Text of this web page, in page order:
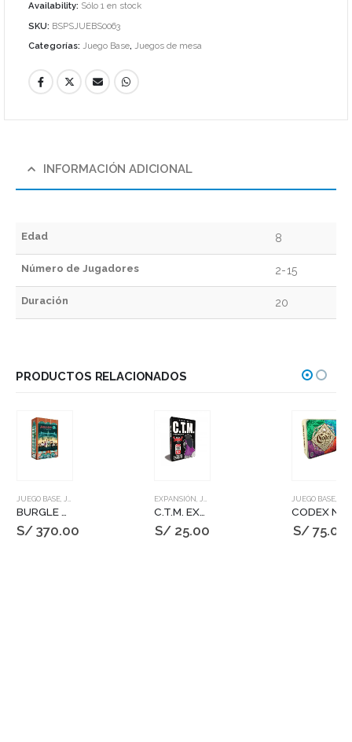
Availability: Sólo 1 en stock
SKU: BSPSJUEBS0063
Categorías: Juego Base, Juegos de mesa
INFORMACIÓN ADICIONAL
Edad 8
Número de Jugadores 2-15
Duración 20
PRODUCTOS RELACIONADOS
JUEGO BASE, JUEGOS DE MESA
S/370.00
EXPANSIÓN JUEGOS DE MESA
C.T.M. EXP 6 – ROCK & POP
S/ 25.00
JUEGO BASE,
S/75.00